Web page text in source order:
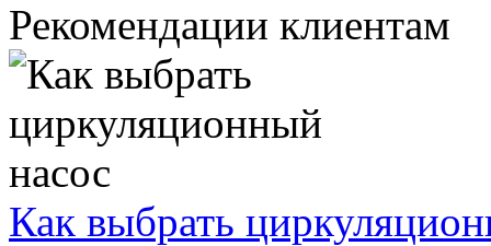
Рекомендации клиентам
Как выбрать